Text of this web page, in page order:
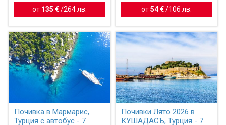
от 135 € /264 лв. от54 €/ 106 лв.
Почивка в Мармарис,
Турция с автобус - 7
Почивки Лято 2026 в
КУШАДАСЪ, Турция - 7